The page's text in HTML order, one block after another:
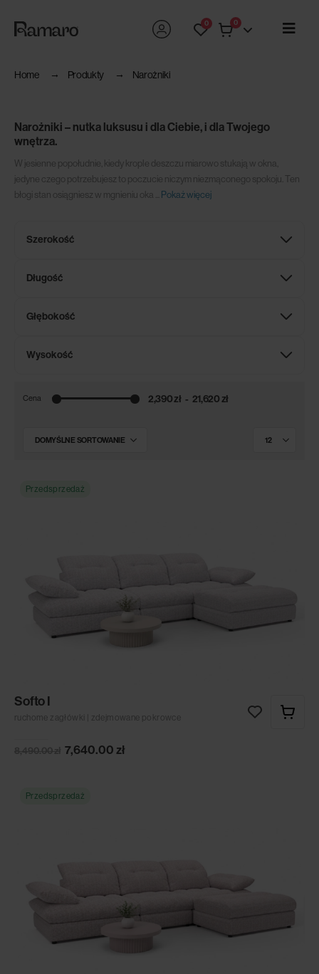
0 0
Home Produkty Narożniki
Narożniki – nutka luksusu i dla Ciebie, i dla Twojego
wnętrza.
W jesienne popołudnie, kiedy krople deszczu miarowo stukają w okna,
jedyne czego potrzebujesz to poczucie niczym niezmąconego spokoju. Ten
błogi stan osiągniesz w mgnieniu oka
Pokaż więcej
Szerokość
Długość
Głębokość
Wysokość
Cena 2,390 zł 21,620 zł
Przedsprzedaż
Softo I
ruchome zagłówki | zdejmowane pokrowce
7,640.00 zł
Przedsprzedaż